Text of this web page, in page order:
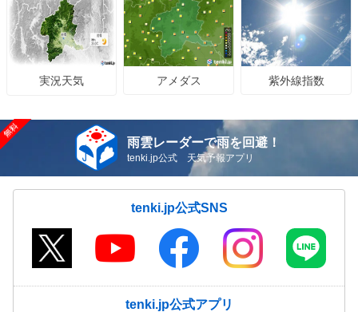
実況天気 アメダス 紫外線指数
雨雲レーダーで雨を回避！
tenki.jp公式 天気予報アプリ
tenki.jp公式SNS
tenki.jp公式アプリ